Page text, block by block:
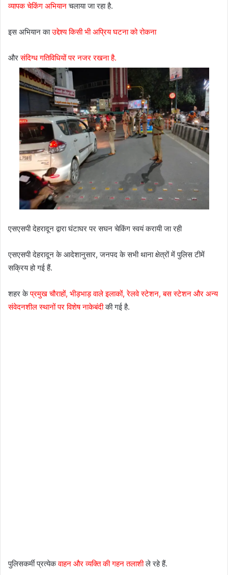
व्यापक चेकिंग अभियानचलाया जा रहा है.
इस अभियान काउद्देश्य किसी भी अप्रिय घटना को रोकना
औरसंदिग्ध गतिविधियों पर नजर रखना है.
एसएसपी देहरादून द्वारा घंटाघर पर सघन चेकिंग स्वयं करायी जा रही
एसएसपी देहरादून के आदेशानुसार, जनपद के सभी थाना क्षेत्रों में पुलिस टीमें
सक्रिय हो गई हैं.
शहर केप्रमुख चौराहों, भीड़भाड़ वाले इलाकों, रेलवे स्टेशन, बस स्टेशन और अन्य
संवेदनशील स्थानों पर विशेष नाकेबंदीकी गई है.
पुलिसकर्मी प्रत्येकवाहन और व्यक्ति की गहन तलाशीले रहे हैं.